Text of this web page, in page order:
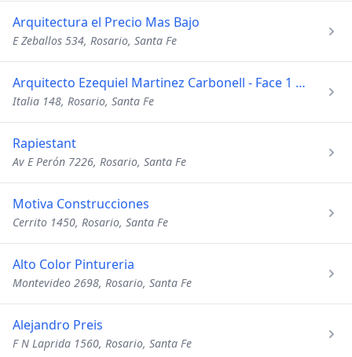
Arquitectura el Precio Mas Bajo
E Zeballos 534, Rosario, Santa Fe
Arquitecto Ezequiel Martinez Carbonell - Face 1 Estudio
Italia 148, Rosario, Santa Fe
Rapiestant
Av E Perón 7226, Rosario, Santa Fe
Motiva Construcciones
Cerrito 1450, Rosario, Santa Fe
Alto Color Pintureria
Montevideo 2698, Rosario, Santa Fe
Alejandro Preis
F N Laprida 1560, Rosario, Santa Fe